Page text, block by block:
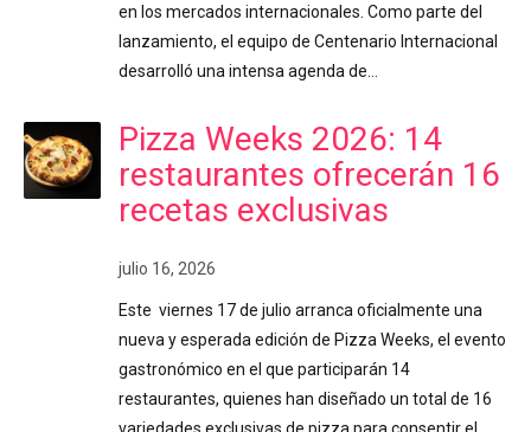
en los mercados internacionales. Como parte del
lanzamiento, el equipo de Centenario Internacional
desarrolló una intensa agenda de…
Pizza Weeks 2026: 14
restaurantes ofrecerán 16
recetas exclusivas
julio 16, 2026
Este viernes 17 de julio arranca oficialmente una
nueva y esperada edición de Pizza Weeks, el evento
gastronómico en el que participarán 14
restaurantes, quienes han diseñado un total de 16
variedades exclusivas de pizza para consentir el